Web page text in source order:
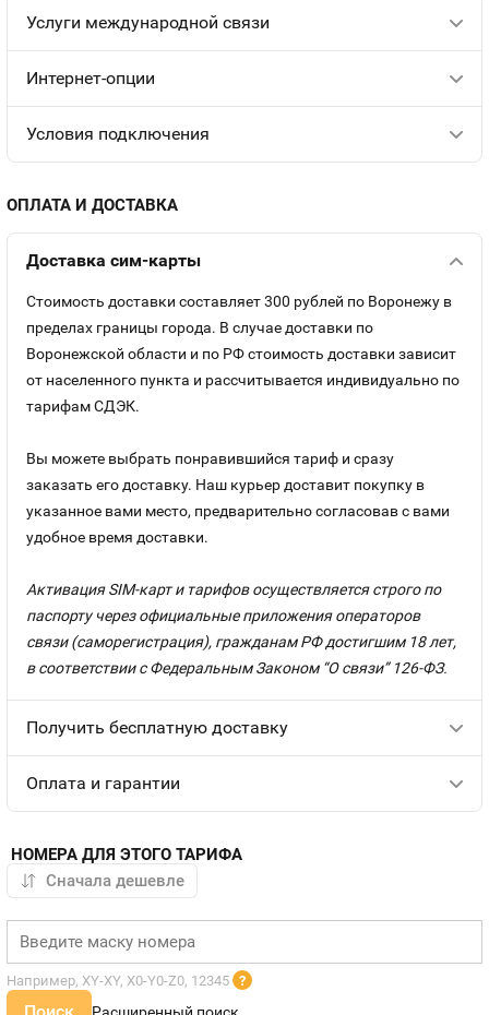
Услуги международной связи
Интернет-опции
Условия подключения
ОПЛАТА И ДОСТАВКА
Доставка сим-карты
Стоимость доставки составляет 300 рублей по Воронежу в
пределах границы города. В случае доставки по
Воронежской области и по РФ стоимость доставки зависит
от населенного пункта и рассчитывается индивидуально по
тарифам СДЭК.
Вы можете выбрать понравившийся тариф и сразу
заказать его доставку. Наш курьер доставит покупку в
указанное вами место, предварительно согласовав с вами
удобное время доставки.
Активация SIM-карт и тарифов осуществляется строго по
паспорту через официальные приложения операторов
связи (саморегистрация), гражданам РФ достигшим 18 лет,
в соответствии с Федеральным Законом “О связи” 126-ФЗ.
Получить бесплатную доставку
Оплата и гарантии
НОМЕРА ДЛЯ ЭТОГО ТАРИФА
Например, XY-XY, X0-Y0-Z0, 12345 ?